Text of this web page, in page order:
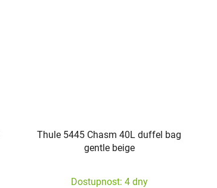
Thule 5445 Chasm 40L duffel bag
gentle beige
Dostupnost: 4 dny